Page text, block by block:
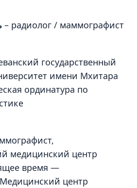
– радиолог / маммографист
государственный
имени Мхитара
ординатура по
медицинский центр
время —
центр